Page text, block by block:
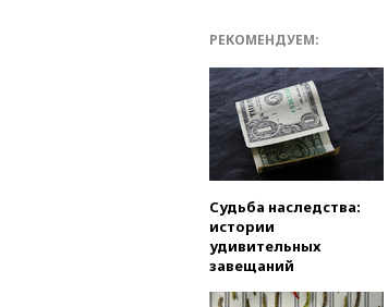
РЕКОМЕНДУЕМ:
Судьба наследства:
истории
удивительных
завещаний